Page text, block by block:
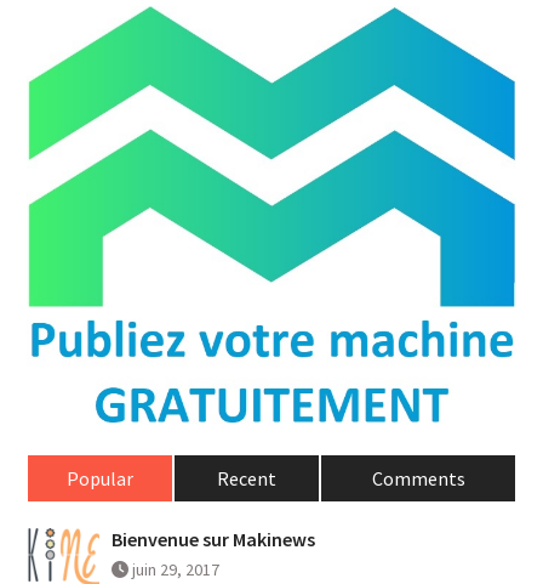
Popular Recent Comments
Bienvenue sur Makinews
juin 29, 2017